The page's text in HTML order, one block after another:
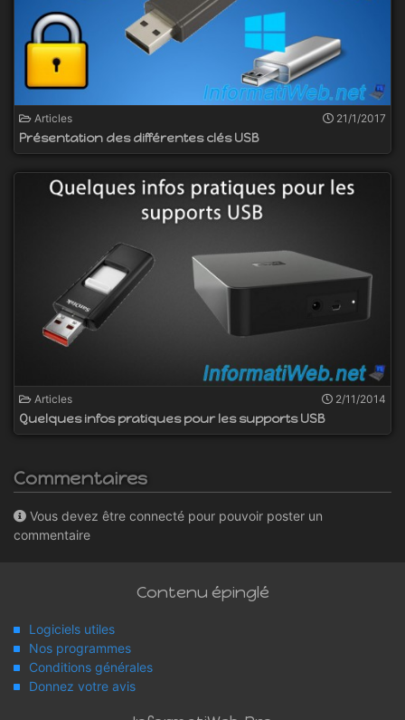
Articles 21/1/2017
Présentation des différentes clés USB
Articles 2/11/2014
Quelques infos pratiques pour les supports USB
Commentaires
Vous devez être connecté pour pouvoir poster un
commentaire
Contenu épinglé
Logiciels utiles
Nos programmes
Conditions générales
Donnez votre avis